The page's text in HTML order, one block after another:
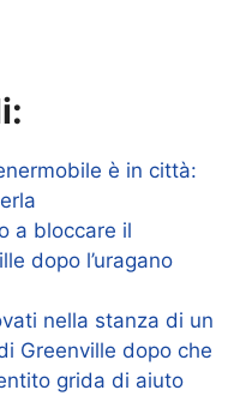
è in città:
a bloccare il
dopo l’uragano
nella stanza di un
Greenville dopo che
grida di aiuto